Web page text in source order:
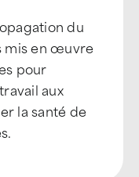
du
mis en œuvre
pour
aux
la santé de